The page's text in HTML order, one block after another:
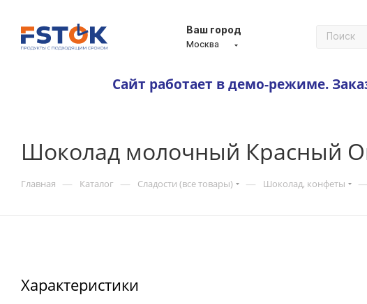
Ваш город
Москва
Сайт работает в демо-режиме.
Шоколад молочный Красный
Главная — Каталог — Сладости (все товары) — Шоколад, конфеты —
Характеристики